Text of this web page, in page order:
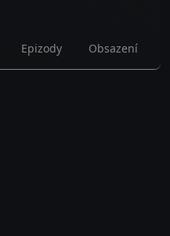
Epizody Obsazení